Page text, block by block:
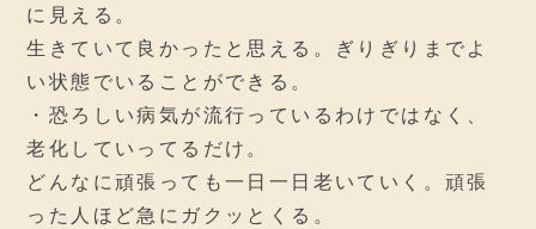
に見える。
生きていて良かったと思える。ぎりぎりまでよ
い状態でいることができる。
・恐ろしい病気が流行っているわけではなく、
老化していってるだけ。
どんなに頑張っても一日一日老いていく。頑張
った人ほど急にガクッとくる。